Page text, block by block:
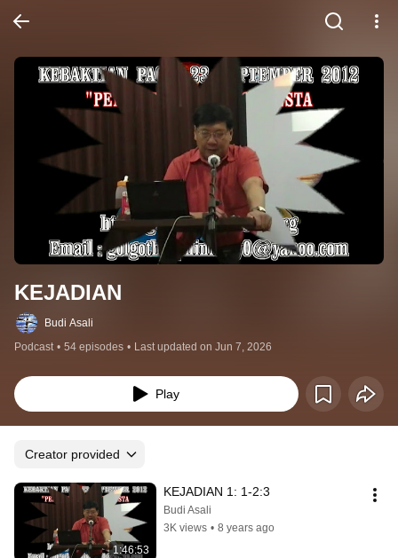
KEJADIAN
Budi Asali
Podcast • 54 episodes • Last updated on Jun 7, 2026
Play
Creator provided
1:46:53
KEJADIAN 1: 1-2:3
Budi Asali
3K views • 8 years ago